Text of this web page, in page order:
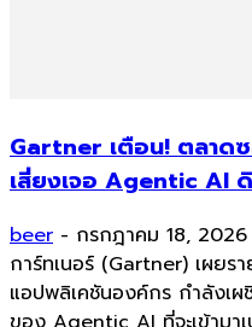
Gartner เตือน! ตลาด
เสี่ยงเจอ Agentic AI
beer - กรกฎาคม 18, 2026
การ์ทเนอร์ (Gartner) เผย
แอปพลิเคชันองค์กร กำลังเ